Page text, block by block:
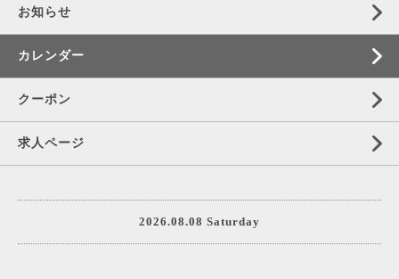
お知らせ
カレンダー
クーポン
求人ページ
2026.08.08 Saturday